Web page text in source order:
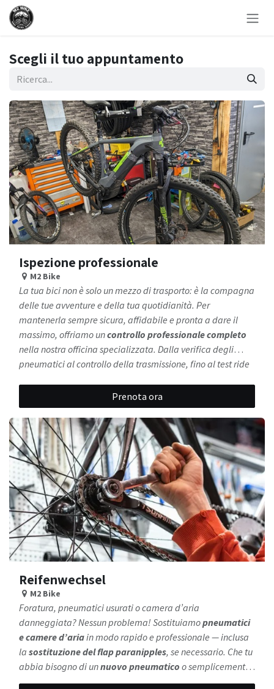
Passa al contenuto
Scegli il tuo appuntamento
Ispezione professionale
M2 Bike
La tua bici non è solo un mezzo di trasporto: è la compagna
delle tue avventure e della tua quotidianità. Per
mantenerla sempre sicura, affidabile e pronta a dare il
massimo, offriamo uncontrollo professionale completo
nella nostra officina specializzata. Dalla verifica degli
pneumatici al controllo della trasmissione, fino al test ride
attenzione. Per le e-bike eseguiamo inoltre controlli
approfonditi su sistema, elettronica e sicurezza.Affidati
alla nostra esperienza e goditi ogni uscita senza
pensieri.
pagina dedicata all’ispezione. Ti mostriamo tutto ciò che
controlliamo per garantirti massima sicurezza, affidabilità
e performance.
Prenota ora
Reifenwechsel
M2 Bike
Foratura, pneumatici usurati o camera d’aria
danneggiata? Nessun problema! Sostituiamopneumatici
e camere d’ariain modo rapido e professionale — inclusa
la sostituzione del flap paranipples, se necessario. Che tu
abbia bisogno di unnuovo pneumatico o semplicemente
di riparare una foratura, da M2 Bike torni subito pronto a